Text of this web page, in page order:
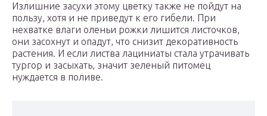
Излишние засухи этому цветку также не пойдут на
пользу, хотя и не приведут к его гибели. При
нехватке влаги оленьи рожки лишится листочков,
они засохнут и опадут, что снизит декоративность
растения. И если листва лациниаты стала утрачивать
тургор и засыхать, значит зеленый питомец
нуждается в поливе.